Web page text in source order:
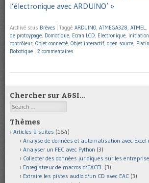
l’électronique avec ARDUINO’ »
Archivé sous Brèves Taggé ARDUINO, ATMEGA328, ATMEL,
de protoypage, Domotique, Ecran LCD, Electronique, Initiation
contrôleur, Objet connecté, Objet interactif, open source,
Robotique
2 commentaires
Chercher sur A&SI…
Search
Thèmes
Articles à suites (164)
Analyse de données et automatisation avec Excel
Analyser un FEC avec Python (3)
Collecter des données juridiques sur les
Enregistreur de macros d'EXCEL (3)
Extraire les pistes audio d'un CD avec EAC (3)